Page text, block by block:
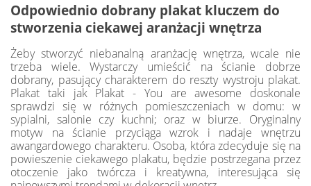
Odpowiednio dobrany plakat kluczem do
stworzenia ciekawej aranżacji wnętrza
Żeby stworzyć niebanalną aranżację wnętrza, wcale nie
trzeba wiele. Wystarczy umieścić na ścianie dobrze
dobrany, pasujący charakterem do reszty wystroju plakat.
Plakat taki jak Plakat - You are awesome doskonale
sprawdzi się w różnych pomieszczeniach w domu: w
sypialni, salonie czy kuchni; oraz w biurze. Oryginalny
motyw na ścianie przyciąga wzrok i nadaje wnętrzu
awangardowego charakteru. Osoba, która zdecyduje się na
powieszenie ciekawego plakatu, będzie postrzegana przez
otoczenie jako twórcza i kreatywna, interesująca się